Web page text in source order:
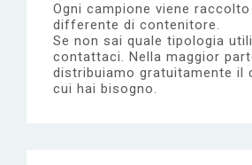
Ogni campione viene
differente di contenitore.
Se non sai quale tipologia
contattaci. Nella maggior
distribuiamo gratuitamente il
cui hai bisogno.